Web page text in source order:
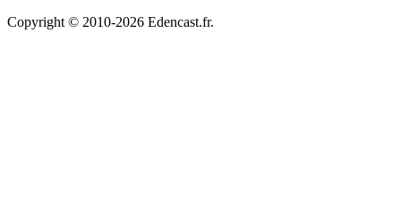
Copyright © 2010-2026 Edencast.fr.